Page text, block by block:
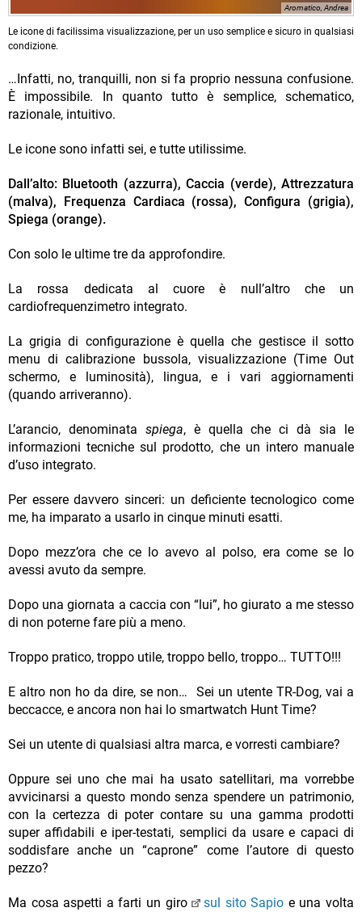
Aromatico, Andrea
Le icone di facilissima visualizzazione, per un uso semplice e sicuro in qualsiasi
condizione.
…Infatti, no, tranquilli, non si fa proprio nessuna confusione.
È impossibile. In quanto tutto è semplice, schematico,
razionale, intuitivo.
Le icone sono infatti sei, e tutte utilissime.
Dall’alto: Bluetooth (azzurra), Caccia (verde), Attrezzatura
(malva), Frequenza Cardiaca (rossa), Configura (grigia),
Spiega (orange).
Con solo le ultime tre da approfondire.
La rossa dedicata al cuore è null’altro che un
cardiofrequenzimetro integrato.
La grigia di configurazione è quella che gestisce il sotto
menu di calibrazione bussola, visualizzazione (Time Out
schermo, e luminosità), lingua, e i vari aggiornamenti
(quando arriveranno).
L’arancio, denominata spiega, è quella che ci dà sia le
informazioni tecniche sul prodotto, che un intero manuale
d’uso integrato.
Per essere davvero sinceri: un deficiente tecnologico come
me, ha imparato a usarlo in cinque minuti esatti.
Dopo mezz’ora che ce lo avevo al polso, era come se lo
avessi avuto da sempre.
Dopo una giornata a caccia con “lui”, ho giurato a me stesso
di non poterne fare più a meno.
Troppo pratico, troppo utile, troppo bello, troppo… TUTTO!!!
E altro non ho da dire, se non… Sei un utente TR-Dog, vai a
beccacce, e ancora non hai lo smartwatch Hunt Time?
Sei un utente di qualsiasi altra marca, e vorresti cambiare?
Oppure sei uno che mai ha usato satellitari, ma vorrebbe
avvicinarsi a questo mondo senza spendere un patrimonio,
con la certezza di poter contare su una gamma prodotti
super affidabili e iper-testati, semplici da usare e capaci di
soddisfare anche un “caprone” come l’autore di questo
pezzo?
Ma cosa aspetti a farti un giro sul sito Sapio e una volta